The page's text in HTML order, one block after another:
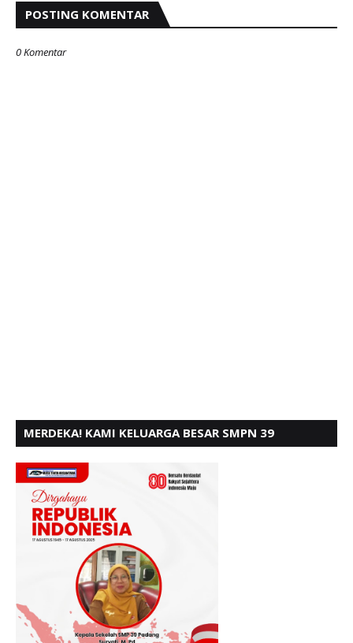
POSTING KOMENTAR
0 Komentar
MERDEKA! KAMI KELUARGA BESAR SMPN 39